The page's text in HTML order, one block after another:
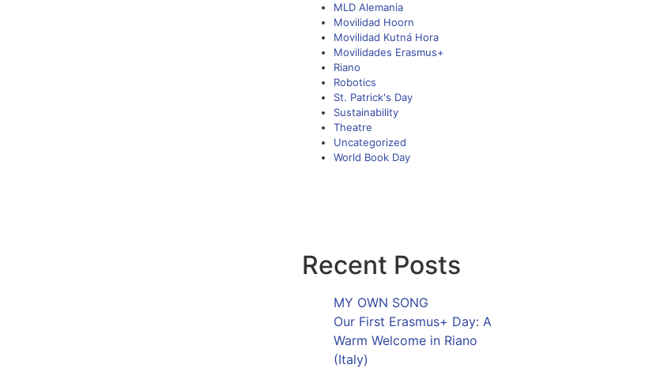
MLD Alemania
Movilidad Hoorn
Movilidad Kutná Hora
Movilidades Erasmus+
Riano
Robotics
St. Patrick's Day
Sustainability
Theatre
Uncategorized
World Book Day
Recent Posts
MY OWN SONG
Our First Erasmus+ Day: A
Warm Welcome in Riano
(Italy)